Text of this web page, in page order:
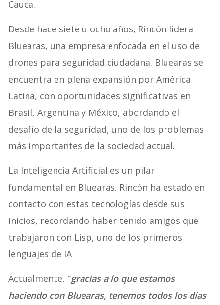
Cauca.
Desde hace siete u ocho años, Rincón lidera
Bluearas, una empresa enfocada en el uso de
drones para seguridad ciudadana. Bluearas se
encuentra en plena expansión por América
Latina, con oportunidades significativas en
Brasil, Argentina y México, abordando el
desafío de la seguridad, uno de los problemas
más importantes de la sociedad actual.
La Inteligencia Artificial es un pilar
fundamental en Bluearas. Rincón ha estado en
contacto con estas tecnologías desde sus
inicios, recordando haber tenido amigos que
trabajaron con Lisp, uno de los primeros
lenguajes de IA
Actualmente, “gracias a lo que estamos
haciendo con Bluearas, tenemos todos los días